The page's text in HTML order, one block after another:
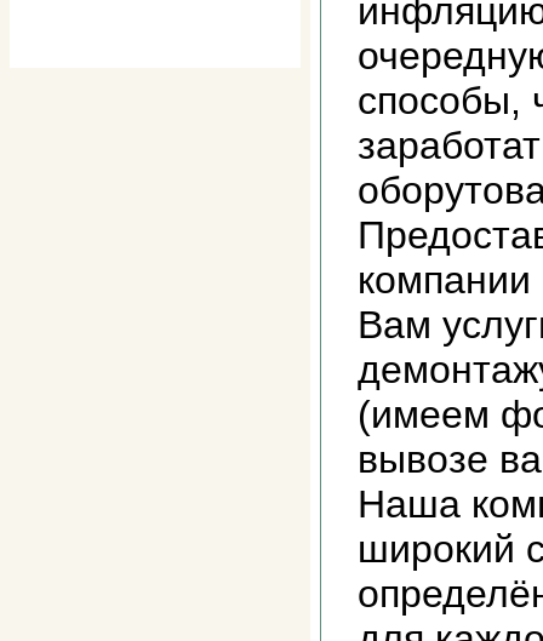
способы,
Вам
(имеем
вывозе
Наша
широкий